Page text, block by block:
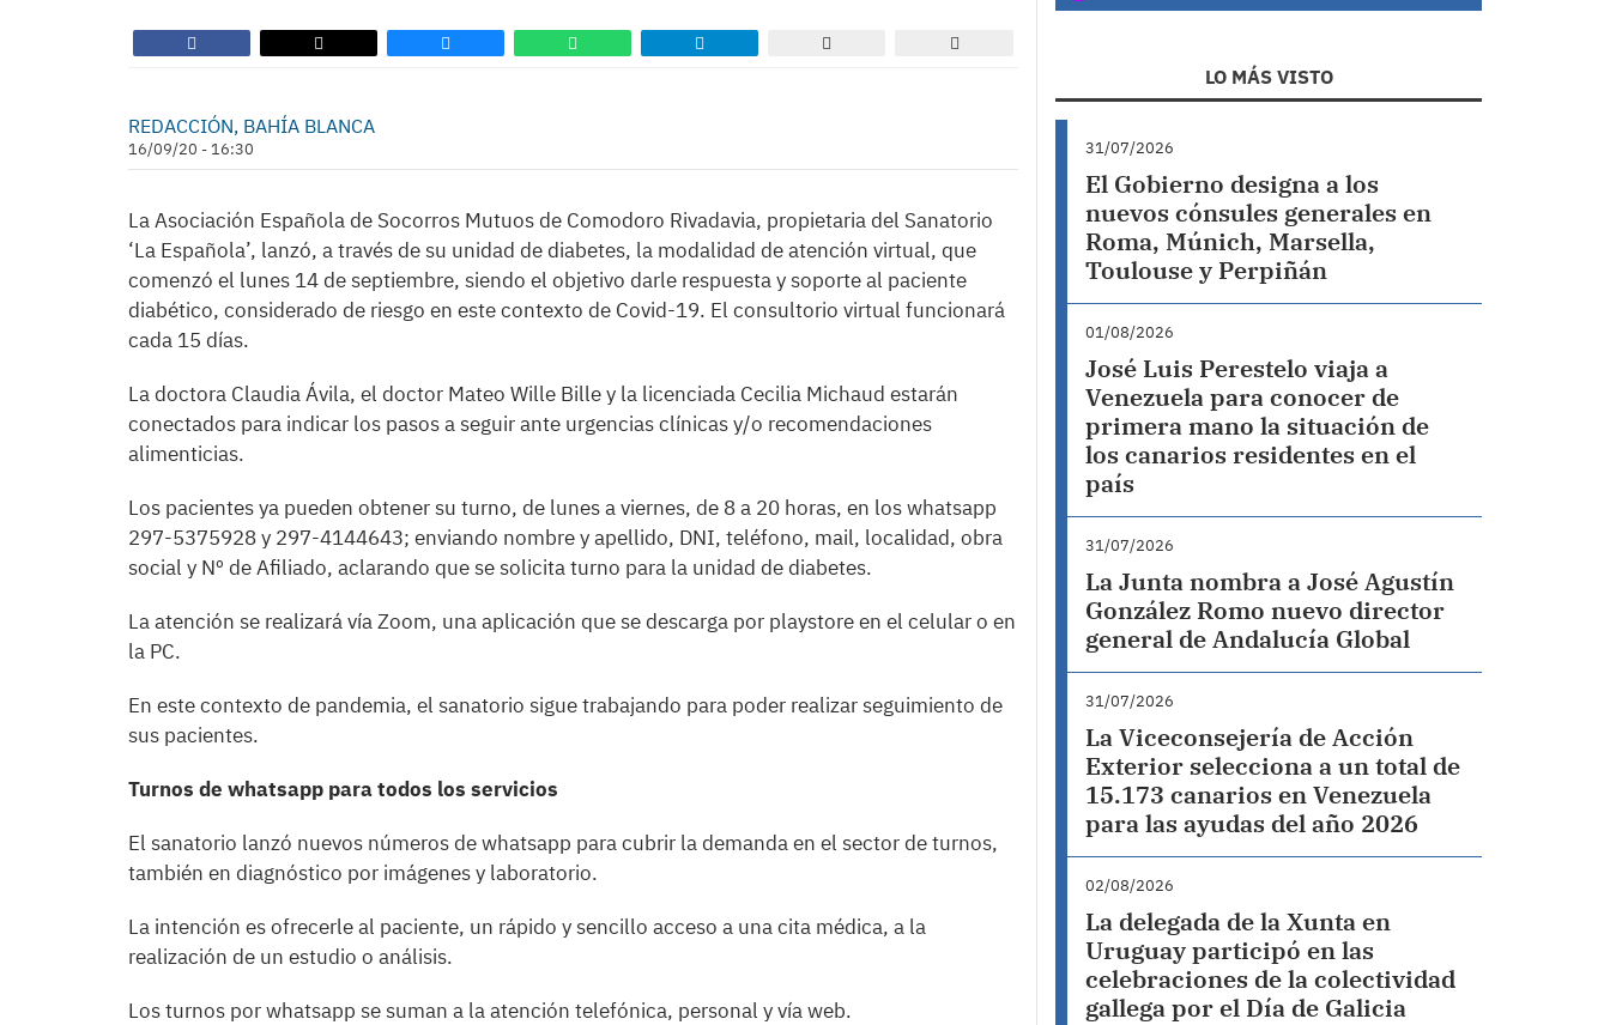
REDACCIÓN, BAHÍA BLANCA
16/09/20 - 16:30
La Asociación Española de Socorros Mutuos de Comodoro Rivadavia, propietaria del Sanatorio
‘La Española’, lanzó, a través de su unidad de diabetes, la modalidad de atención virtual, que
comenzó el lunes 14 de septiembre, siendo el objetivo darle respuesta y soporte al paciente
diabético, considerado de riesgo en este contexto de Covid-19. El consultorio virtual funcionará
cada 15 días.
La doctora Claudia Ávila, el doctor Mateo Wille Bille y la licenciada Cecilia Michaud estarán
conectados para indicar los pasos a seguir ante urgencias clínicas y/o recomendaciones
alimenticias.
Los pacientes ya pueden obtener su turno, de lunes a viernes, de 8 a 20 horas, en los whatsapp
297-5375928 y 297-4144643; enviando nombre y apellido, DNI, teléfono, mail, localidad, obra
social y Nº de Afiliado, aclarando que se solicita turno para la unidad de diabetes.
La atención se realizará vía Zoom, una aplicación que se descarga por playstore en el celular o en
la PC.
En este contexto de pandemia, el sanatorio sigue trabajando para poder realizar seguimiento de
sus pacientes.
Turnos de whatsapp para todos los servicios
El sanatorio lanzó nuevos números de whatsapp para cubrir la demanda en el sector de turnos,
también en diagnóstico por imágenes y laboratorio.
La intención es ofrecerle al paciente, un rápido y sencillo acceso a una cita médica, a la
realización de un estudio o análisis.
Los turnos por whatsapp se suman a la atención telefónica, personal y vía web.
LO MÁS VISTO
31/07/2026
El Gobierno designa a los
nuevos cónsules generales en
Roma, Múnich, Marsella,
Toulouse y Perpiñán
01/08/2026
José Luis Perestelo viaja a
Venezuela para conocer de
primera mano la situación de
los canarios residentes en el
país
31/07/2026
La Junta nombra a José Agustín
González Romo nuevo director
general de Andalucía Global
31/07/2026
La Viceconsejería de Acción
Exterior selecciona a un total de
15.173 canarios en Venezuela
para las ayudas del año 2026
02/08/2026
La delegada de la Xunta en
Uruguay participó en las
celebraciones de la colectividad
gallega por el Día de Galicia